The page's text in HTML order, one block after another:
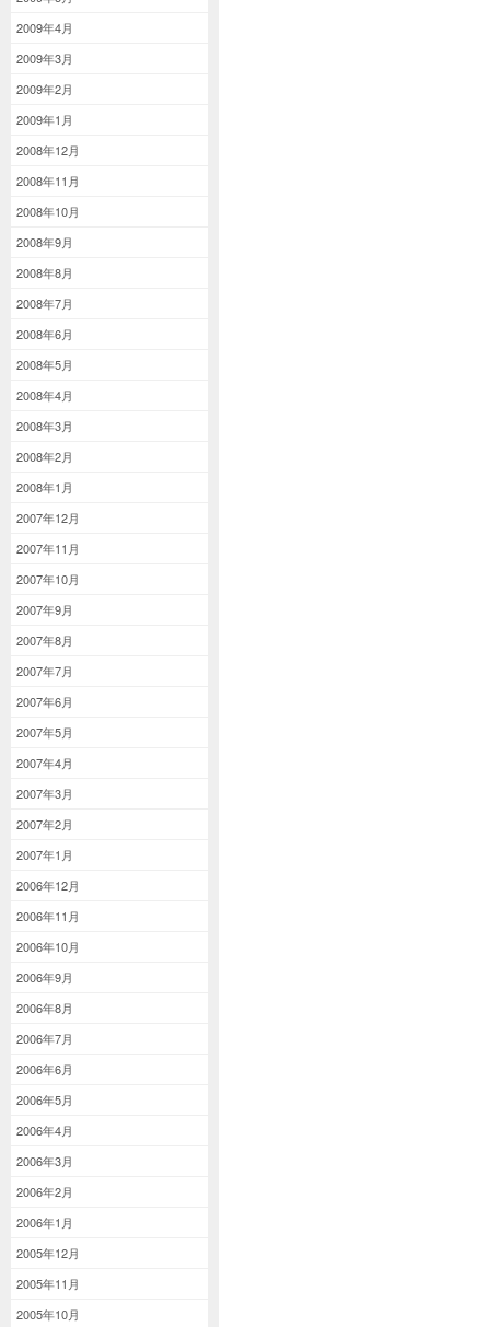
2009年4月
2009年3月
2009年2月
2009年1月
2008年12月
2008年11月
2008年10月
2008年9月
2008年8月
2008年7月
2008年6月
2008年5月
2008年4月
2008年3月
2008年2月
2008年1月
2007年12月
2007年11月
2007年10月
2007年9月
2007年8月
2007年7月
2007年6月
2007年5月
2007年4月
2007年3月
2007年2月
2007年1月
2006年12月
2006年11月
2006年10月
2006年9月
2006年8月
2006年7月
2006年6月
2006年5月
2006年4月
2006年3月
2006年2月
2006年1月
2005年12月
2005年11月
2005年10月